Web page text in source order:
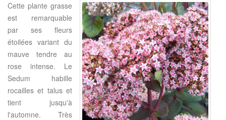
Cette plante grasse
est remarquable
par ses fleurs
étoilées variant du
mauve tendre au
rose intense. Le
Sedum habille
rocailles et talus et
tient jusqu'à
l'automne. Très